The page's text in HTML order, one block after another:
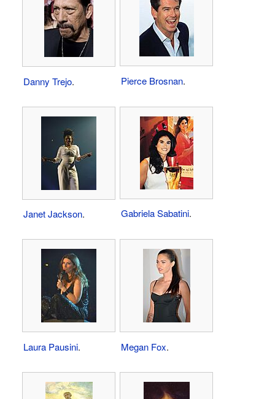
Danny Trejo. Pierce Brosnan.
Janet Jackson. Gabriela Sabatini.
Laura Pausini. Megan Fox.